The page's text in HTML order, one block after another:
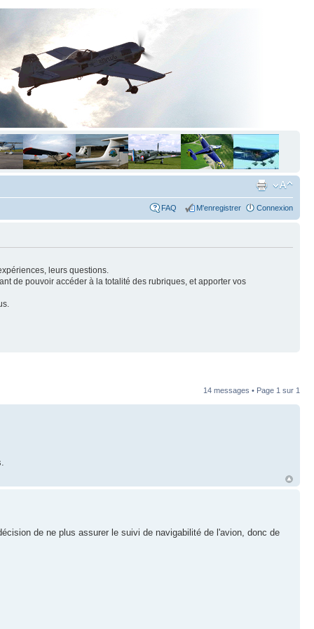
FAQ M'enregistrer Connexion
leurs questions.
de pouvoir accéder à la totalité des rubriques, et apporter vos
14 messages • Page 1 sur 1
de ne plus assurer le suivi de navigabilité de l'avion, donc de